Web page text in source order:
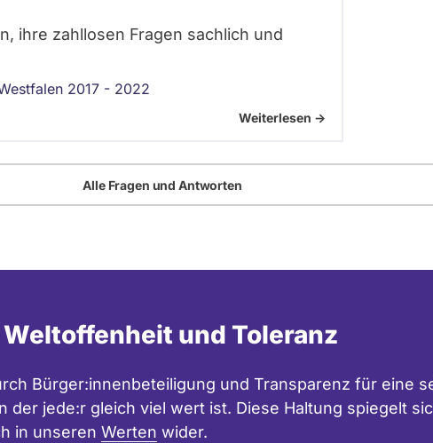
ihre zahllosen Fragen sachlich und
2017 - 2022
Weiterlesen ->
Alle Fragen und Antworten
und Toleranz
Bürger:innenbeteiligung und Transparenz für eine
der jede:r gleich viel wert ist. Diese Haltung spiegelt
in unseren Werten wider.